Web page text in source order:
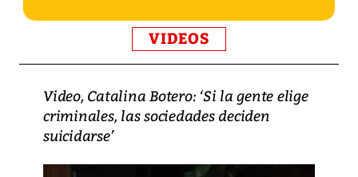
VIDEOS
Video, Catalina Botero: ‘Si la gente elige
criminales, las sociedades deciden
suicidarse’